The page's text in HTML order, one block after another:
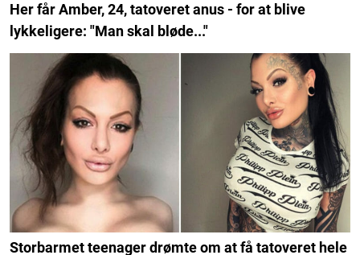
Her får Amber, 24, tatoveret anus - for at blive
lykkeligere: "Man skal bløde..."
Storbarmet teenager drømte om at få tatoveret hele